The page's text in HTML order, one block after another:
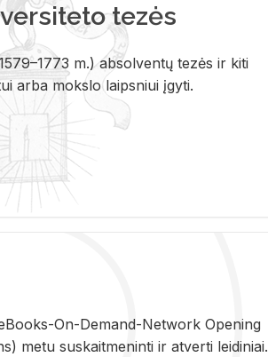
tezės
m.) absolventų tezės ir kiti
arba mokslo laipsniui įgyti.
On-De­mand-Ne­twork Ope­ning
metu su­skait­me­nin­ti ir at­ver­ti lei­di­niai.